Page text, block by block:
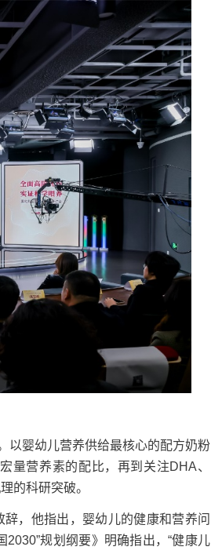
婴幼儿营养供给最核心的配方奶粉
量营养素的配比，再到关注DHA、
的科研突破。
，他指出，婴幼儿的健康和营养问
规划纲要》明确指出，“健康儿